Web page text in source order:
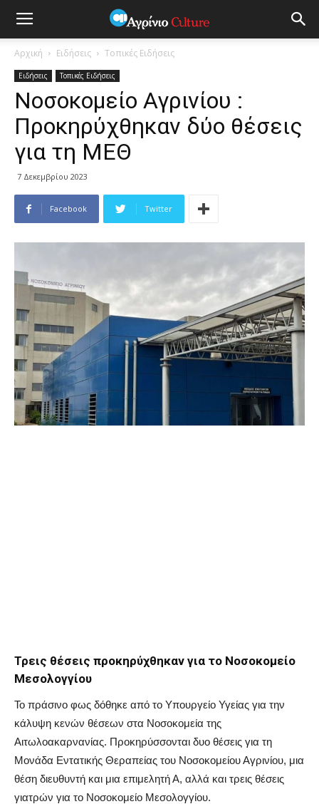
Αρχική Ειδήσεις Τοπικές Ειδήσεις
Ειδήσεις Τοπικές Ειδήσεις
Νοσοκομείο Αγρινίου :
Προκηρύχθηκαν δύο θέσεις
για τη ΜΕΘ
7 Δεκεμβρίου 2023
Facebook Twitter
Τρεις θέσεις προκηρύχθηκαν για το Νοσοκομείο
Μεσολογγίου
Το πράσινο φως δόθηκε από το Υπουργείο Υγείας για την
κάλυψη κενών θέσεων στα Νοσοκομεία της
Αιτωλοακαρνανίας. Προκηρύσσονται δυο θέσεις για τη
Μονάδα Εντατικής Θεραπείας του Νοσοκομείου Αγρινίου, μια
θέση διευθυντή και μια επιμελητή Α, αλλά και τρεις θέσεις
γιατρών για το Νοσοκομείο Μεσολογγίου.